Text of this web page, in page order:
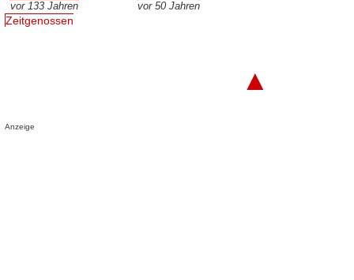
vor 133 Jahren vor 50 Jahren
Zeitgenossen
▲
Anzeige